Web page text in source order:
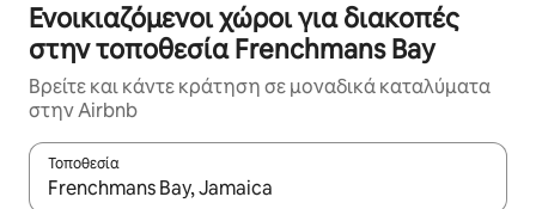
Ενοικιαζόμενοι χώροι για διακοπές
στην τοποθεσία Frenchmans Bay
Βρείτε και κάντε κράτηση σε μοναδικά καταλύματα
στην Airbnb
Τοποθεσία
Όταν τα αποτελέσματα είναι διαθέσιμα, μπορείτε να